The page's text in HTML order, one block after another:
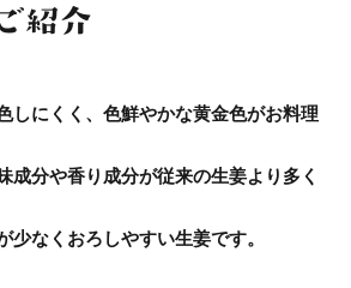
しにくく、色鮮やかな黄金色がお料理
成分や香り成分が従来の生姜より多く
少なくおろしやすい生姜です。